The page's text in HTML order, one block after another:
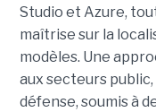
Studio et Azure,
maîtrise sur la
modèles. Une
aux secteurs public,
défense, soumis à